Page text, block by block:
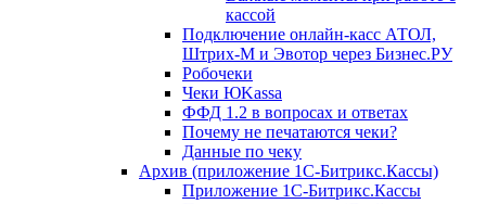
кассой
Подключение онлайн-касс АТОЛ,
Штрих-М и Эвотор через Бизнес.РУ
Робочеки
Чеки ЮKassa
ФФД 1.2 в вопросах и ответах
Почему не печатаются чеки?
Данные по чеку
Архив (приложение 1С-Битрикс.Кассы)
Приложение 1С-Битрикс.Кассы